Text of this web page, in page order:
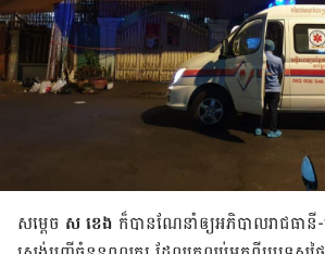
សម្ដេច ស ខេង ក៏​បាន​ណែនាំ​ឲ្យ​អភិបាល​រាជធានី